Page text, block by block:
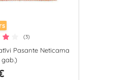
(3)
Pasante Neticama
gab.)